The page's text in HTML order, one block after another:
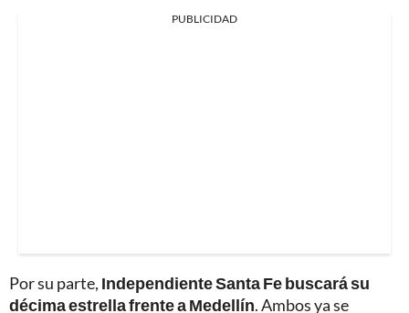
PUBLICIDAD
Por su parte, Independiente Santa Fe buscará su
décima estrella frente a Medellín. Ambos ya se